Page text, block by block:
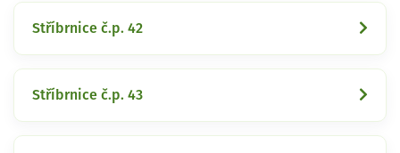
Stříbrnice č.p. 42
Stříbrnice č.p. 43